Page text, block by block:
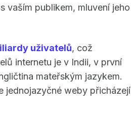
vaším publikem, mluvení jeho
uživatelů, což
internetu je v Indii, v první
mateřským jazykem.
jednojazyčné weby přicházejí